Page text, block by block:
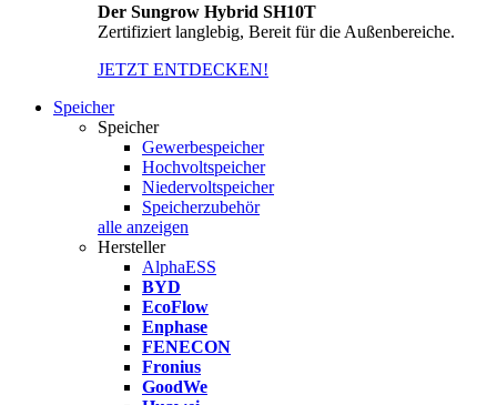
Der Sungrow Hybrid SH10T
Zertifiziert langlebig, Bereit für die Außenbereiche.
JETZT ENTDECKEN!
Speicher
Speicher
Gewerbespeicher
Hochvoltspeicher
Niedervoltspeicher
Speicherzubehör
alle anzeigen
Hersteller
AlphaESS
BYD
EcoFlow
Enphase
FENECON
Fronius
GoodWe